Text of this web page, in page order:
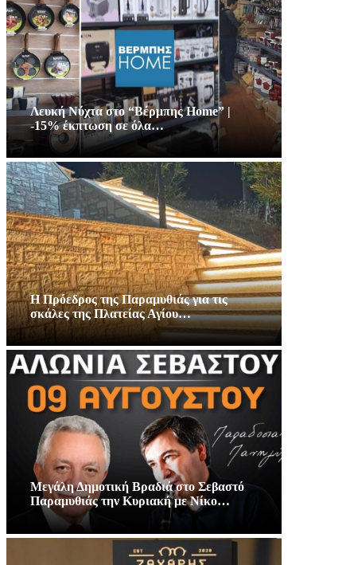
Λευκή Νύχτα στο “Βέρμπης Home” |
-15% έκπτωση σε όλα…
Η Πρόεδρος της Παραμυθιάς για τις
σκάλες της Πλατείας Αγίου…
Μεγάλη Δημοτική Βραδιά στο Σεβαστό
Παραμυθιάς την Κυριακή με Νίκο…